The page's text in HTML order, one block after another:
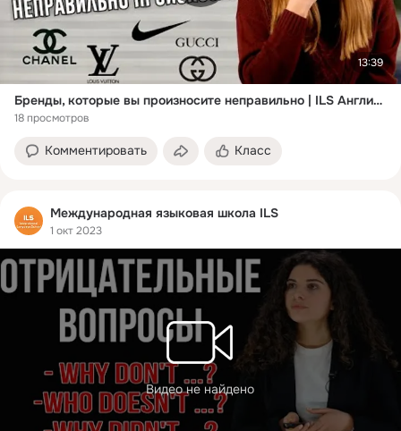
13:39
Бренды, которые вы произносите неправильно | ILS Английский язык
18 просмотров
Комментировать Класс
Международная языковая школа ILS
1 окт 2023
Видео не найдено